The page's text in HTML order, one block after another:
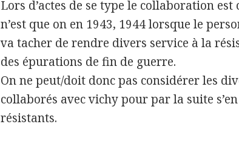
Lors d’actes de se type le collaboration
n’est que on en 1943, 1944 lorsque le
va tacher de rendre divers service à la
des épurations de fin de guerre.
On ne peut/doit donc pas considérer les
collaborés avec vichy pour par la suite
résistants.